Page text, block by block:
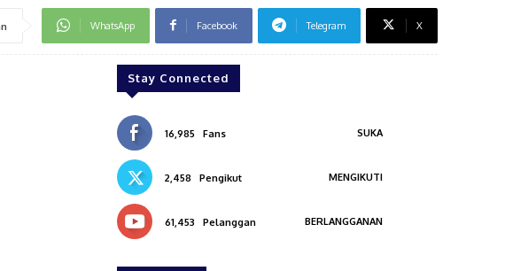
WhatsApp Facebook Telegram X
Stay Connected
16,985 Fans SUKA
2,458 Pengikut MENGIKUTI
61,453 Pelanggan BERLANGGANAN